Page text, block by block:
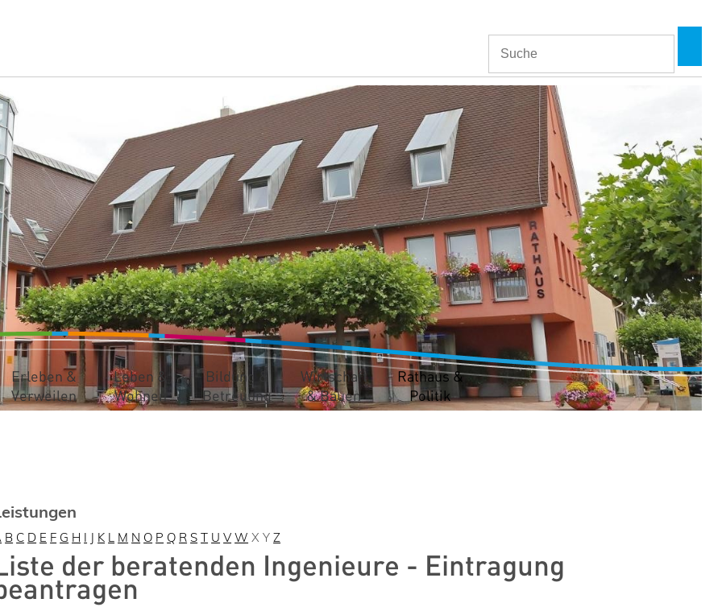
Erleben &
Verweilen
Leben &
Wohnen
Bildung &
Betreuung
Wirtschaft
& Bauen
Rathaus &
Politik
B C D E F G H I J K L M N O P Q R S T U V W X Y Z
der beratenden Ingenieure - Eintragung